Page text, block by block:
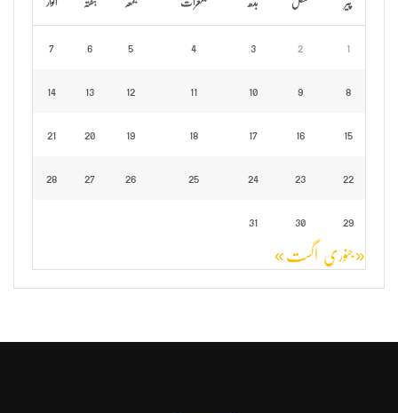
پیر منگل بدھ جمعرات جمعہ ہفتہ اتوار
1
2
3
4
5
6
7
8
9
10
11
12
13
14
15
16
17
18
19
20
21
22
23
24
25
26
27
28
29
30
31
« جنوری اگست »